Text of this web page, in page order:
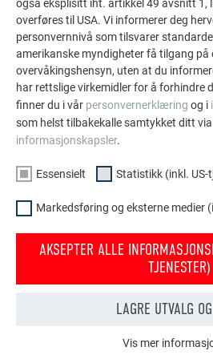
PREFA referansegalleri viser
kan brukes. Oppdag flere
de holdbare PREFA
solcelleanlegg og fasader.
VIS FLERE REFERANSER
også eksplisitt iht. artikkel 49 avsnitt 1,
overføres til USA. Vi informerer deg
personvernnivå som tilsvarer
amerikanske myndigheter få tilgang på
overvåkingshensyn, uten at du
har rettslige virkemidler for å forhindre
finner du i vår personvernerklæring og i
som helst tilbakekalle samtykket ditt via
informasjonskapsler.
Essensielt Statistikk (inkl. US-
Markedsføring og eksterne medier
AKSEPTER ALLE
TJENESTER)
LAGRE UTVALG
Vis mer